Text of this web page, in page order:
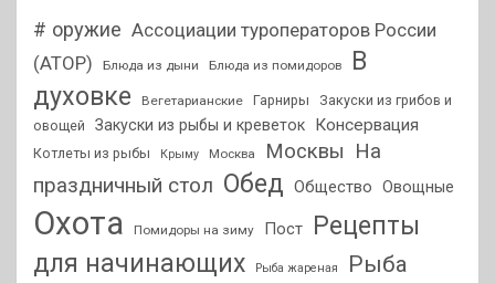
# оружие Ассоциации туроператоров России
(АТОР)
Блюда из дыни Блюда из помидоров
В
духовке
Вегетарианские Гарниры
Закуски из грибов и
овощей
Закуски из рыбы и креветок Консервация
Котлеты из рыбы Крыму Москва Москвы На
праздничный стол Обед Общество Овощные
Охота Помидоры на зиму Пост
Рецепты
для начинающих
Рыба жареная
Рыба